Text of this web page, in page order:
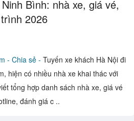
Bình: nhà xe, giá vé,
2026
- Chia sẻ - Tuyến xe khách Hà Nội đi
hiện có nhiều nhà xe khai thác với
tổng hợp danh sách nhà xe, giá vé
đánh giá c ..